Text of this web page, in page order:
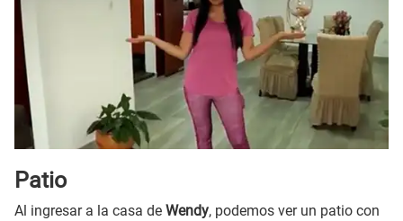
Patio
Al ingresar a la casa de Wendy, podemos ver un patio con